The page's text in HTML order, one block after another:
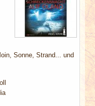
Sonne, Strand... und